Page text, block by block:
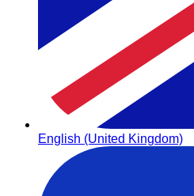
English (United Kingdom)